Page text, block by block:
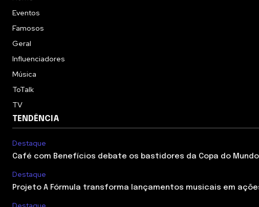
Eventos
Famosos
Geral
Influenciadores
Música
ToTalk
TV
TENDÊNCIA
Destaque
Café com Benefícios debate os bastidores da Copa do
Destaque
Projeto A Fórmula transforma lançamentos musicais em